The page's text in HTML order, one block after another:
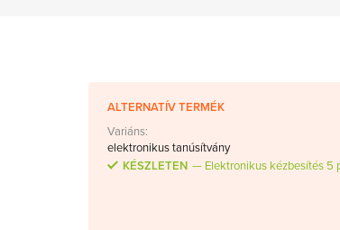
ALTERNATÍV TERMÉK
Variáns:
elektronikus tanúsítvány
KÉSZLETEN
Elektronikus kézbesítés 5